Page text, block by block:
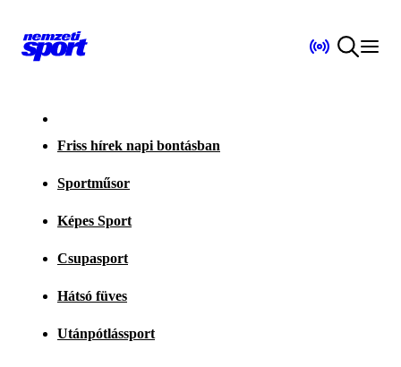
Friss hírek napi bontásban
Sportműsor
Képes Sport
Csupasport
Hátsó füves
Utánpótlássport